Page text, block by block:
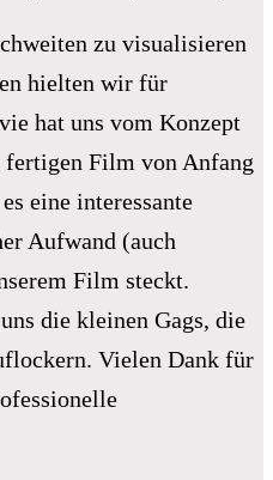
zu visualisieren
hielten wir für
hat uns vom Konzept
fertigen Film von Anfang
eine interessante
Aufwand (auch
Film steckt.
die kleinen Gags, die
Vielen Dank für